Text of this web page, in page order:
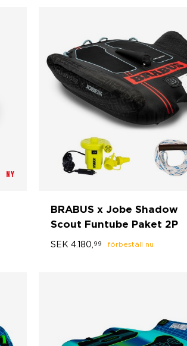
NY
BRABUS x Jobe Shadow
Scout Funtube Paket 2P
SEK 4.180, 99 förbeställ nu